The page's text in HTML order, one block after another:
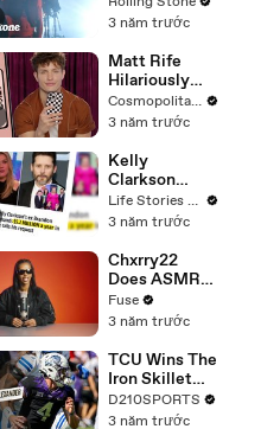
MSG
3 năm trước
Matt Rife
Hilariously
Roasts Your
Dating
Cosmopolitan
Cosmopolitan USA
3 năm trước
Kelly
Clarkson
Fights Back
Against
Blackstock In
Devastating
Divorce
Battle
Life Stories By Goalcast
3 năm trước
Chxrry22
Does ASMR
with Matcha,
Talks Using
Escape &
Touring with
The Weeknd
Fuse
3 năm trước
TCU Wins The
Iron Skillet
With A 34-17
Win Over
D210SPORTS
3 năm trước